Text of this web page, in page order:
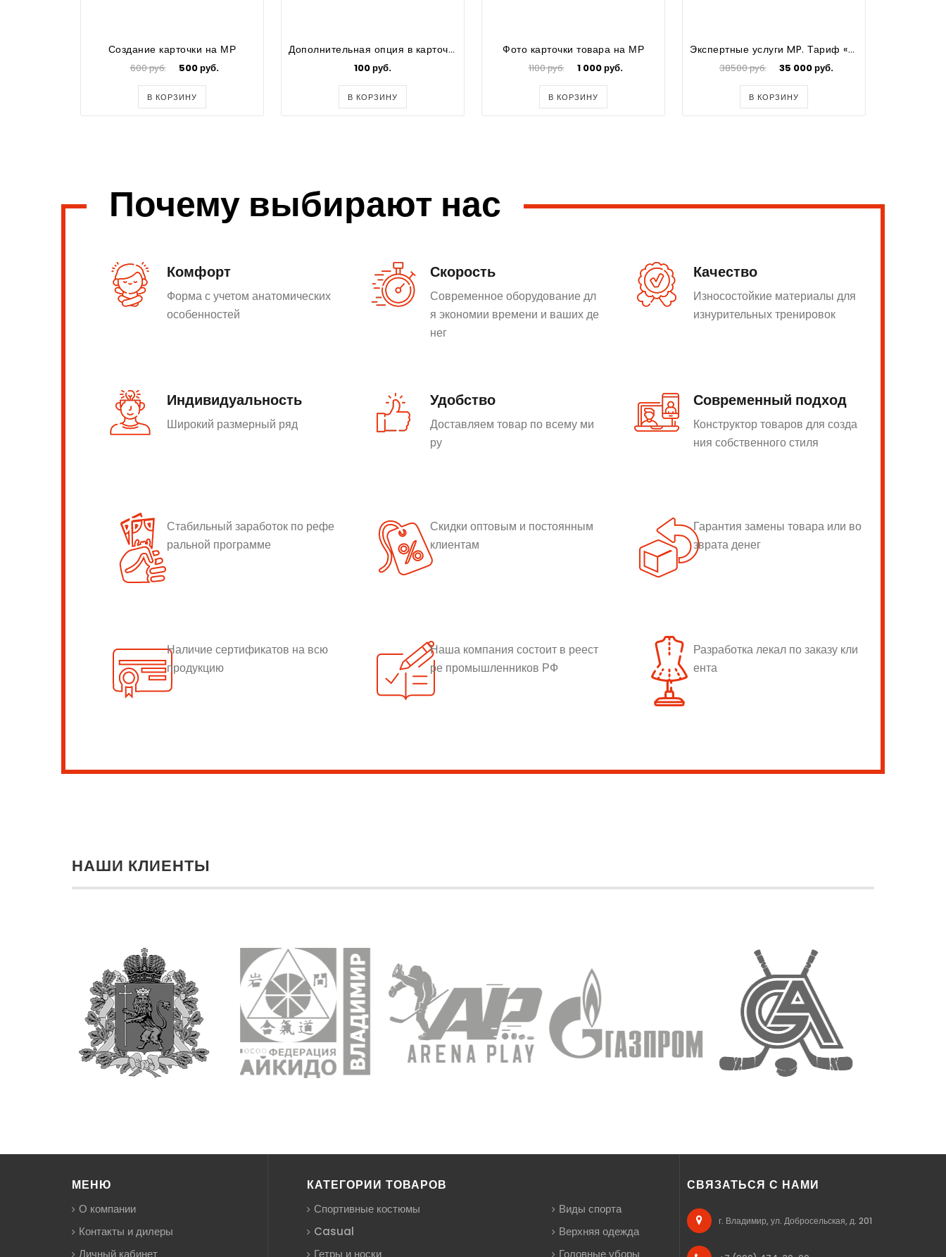
Создание карточки на МР
600 руб. 500 руб.
В КОРЗИНУ
Дополнительная опция в карточке товара
100 руб.
В КОРЗИНУ
Фото карточки товара на МР
1100 руб. 1 000 руб.
В КОРЗИНУ
Экспертные услуги MP. Тариф «Vaxter РАЗВИТИЕ»
38500 руб. 35 000 руб.
В КОРЗИНУ
Почему выбирают нас
Комфорт
Форма с учетом анатомических
особенностей
Скорость
Современное оборудование дл
я экономии времени и ваших де
нег
Качество
Износостойкие материалы для
изнурительных тренировок
Индивидуальность
Широкий размерный ряд
Удобство
Доставляем товар по всему ми
ру
Современный подход
Конструктор товаров для созда
ния собственного стиля
Стабильный заработок по рефе
ральной программе
Скидки оптовым и постоянным
клиентам
Гарантия замены товара или во
зврата денег
Наличие сертификатов на всю
продукцию
Наша компания состоит в реест
ре промышленников РФ
Разработка лекал по заказу кли
ента
НАШИ КЛИЕНТЫ
МЕНЮ
О компании
Контакты и дилеры
КАТЕГОРИИ ТОВАРОВ
Спортивные костюмы
Casual
Виды спорта
Верхняя одежда
СВЯЗАТЬСЯ С НАМИ
г. Владимир, ул. Добросельская, д. 201